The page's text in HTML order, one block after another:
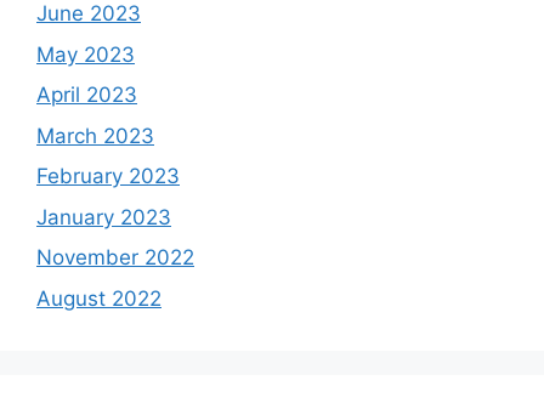
June 2023
May 2023
April 2023
March 2023
February 2023
January 2023
November 2022
August 2022